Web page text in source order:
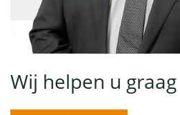
Wij helpen u graag